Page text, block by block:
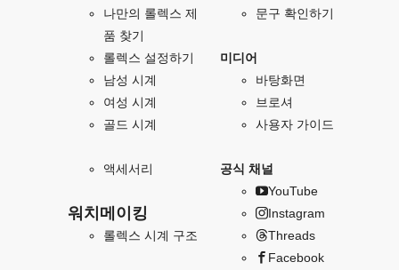
나만의 롤렉스 제
품 찾기
롤렉스 설정하기
남성 시계
여성 시계
골드 시계
액세서리
워치메이킹
롤렉스 시계 구조
문구 확인하기
미디어
바탕화면
브로셔
사용자 가이드
공식 채널
YouTube
Instagram
Threads
Facebook